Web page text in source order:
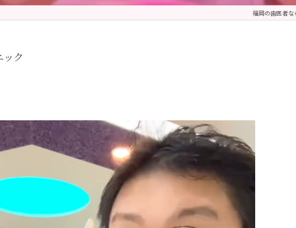
予防歯科 (メンテナンス) 福岡の歯医者
ク